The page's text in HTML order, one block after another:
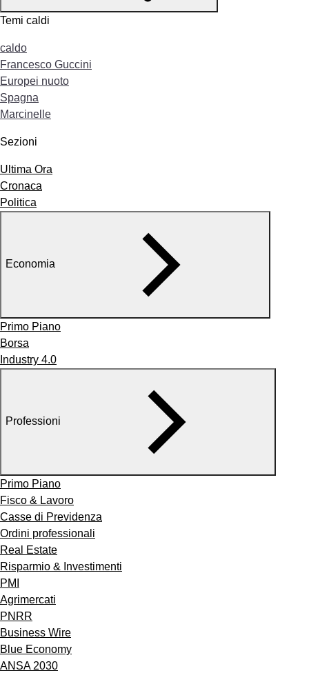
Temi caldi
caldo
Francesco Guccini
Europei nuoto
Spagna
Marcinelle
Sezioni
Ultima Ora
Cronaca
Politica
Economia
Primo Piano
Borsa
Industry 4.0
Professioni
Primo Piano
Fisco & Lavoro
Casse di Previdenza
Ordini professionali
Real Estate
Risparmio & Investimenti
PMI
Agrimercati
PNRR
Business Wire
Blue Economy
ANSA 2030